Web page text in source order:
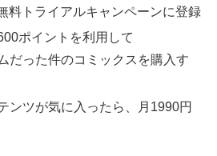
料トライアルキャンペーンに登録
ポイントを利用して
だった件のコミックスを購入す
ンツが気に入ったら、月1990円